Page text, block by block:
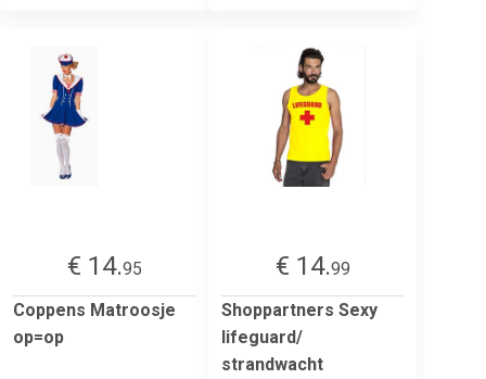
€ 14.95
Coppens Matroosje
op=op
€ 14.99
Shoppartners Sexy
lifeguard/
strandwacht